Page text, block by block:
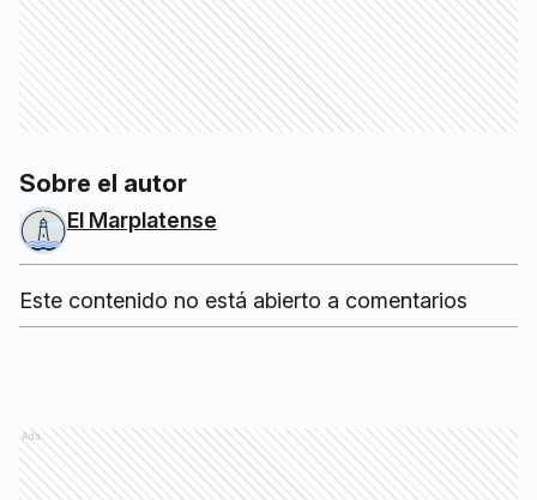
Sobre el autor
El Marplatense
Este contenido no está abierto a comentarios
Ads